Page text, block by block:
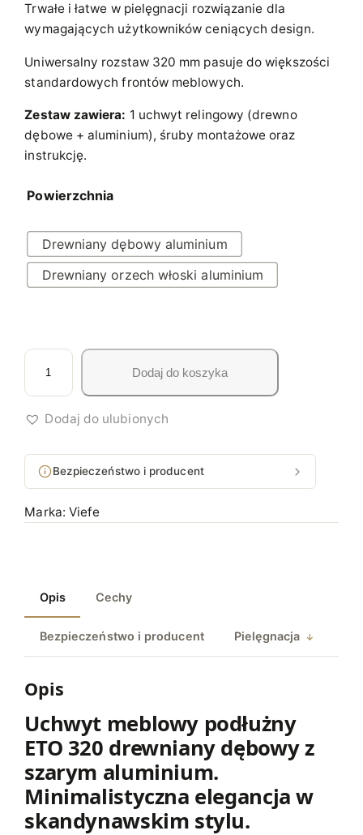
e
n
:
o
d
1
2
0
d
o
1
,
8
Trwałe i łatwe w pielęgnacji rozwiązanie dla
wymagających użytkowników ceniących design.
Uniwersalny rozstaw 320 mm pasuje do większości
standardowych frontów meblowych.
Zestaw zawiera: 1 uchwyt relingowy (drewno
dębowe + aluminium), śruby montażowe oraz
instrukcję.
Powierzchnia
Drewniany dębowy aluminium
Drewniany orzech włoski aluminium
i
o
ś
U
W
B
O
W
P
O
Ł
U
Ż
Dodaj do koszyka
Dodaj do ulubionych
Bezpieczeństwo i producent
Marka: Viefe
Opis Cechy
Bezpieczeństwo i producent Pielęgnacja
Opis
Uchwyt meblowy podłużny
ETO 320 drewniany dębowy z
szarym aluminium.
Minimalistyczna elegancja w
skandynawskim stylu.